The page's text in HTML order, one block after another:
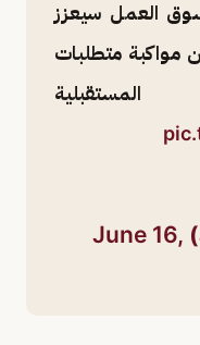
لسوق العمل سيعزز
مواكبة متطلبات
June 16,